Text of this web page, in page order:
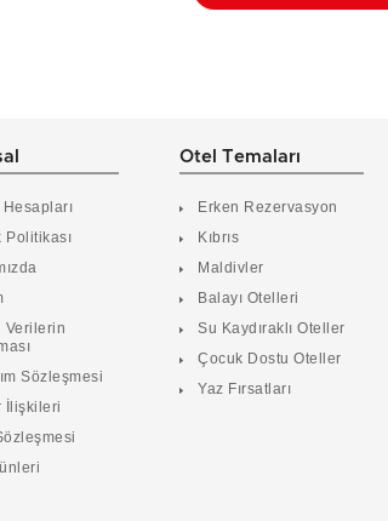
Politikası
Verilerin
Sözleşmesi
İlişkileri
Otel Temaları
Erken Rezervasyon
Kıbrıs
Maldivler
Balayı Otelleri
Su Kaydıraklı Oteller
Çocuk Dostu Oteller
Yaz Fırsatları